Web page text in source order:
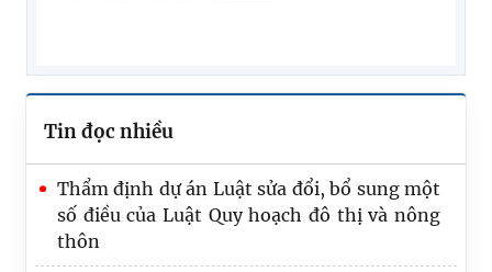
Tin đọc nhiều
Thẩm định dự án Luật sửa đổi, bổ sung một
số điều của Luật Quy hoạch đô thị và nông
thôn